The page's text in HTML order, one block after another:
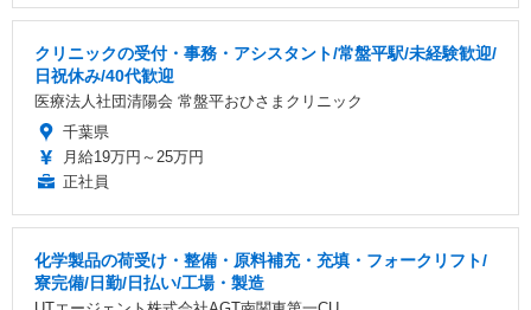
クリニックの受付・事務・アシスタント/常盤平駅/未経験歓迎/
日祝休み/40代歓迎
医療法人社団清陽会 常盤平おひさまクリニック
千葉県
月給19万円～25万円
正社員
化学製品の荷受け・整備・原料補充・充填・フォークリフト/
寮完備/日勤/日払い/工場・製造